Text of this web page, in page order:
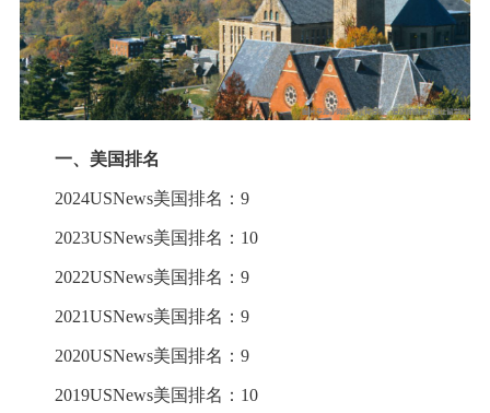
一、美国排名
2024USNews美国排名：9
2023USNews美国排名：10
2022USNews美国排名：9
2021USNews美国排名：9
2020USNews美国排名：9
2019USNews美国排名：10